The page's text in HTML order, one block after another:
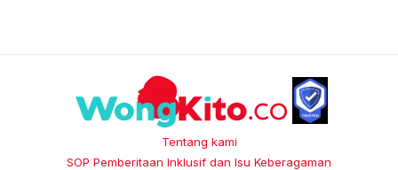
Tentang kami
SOP Pemberitaan Inklusif dan Isu Keberagaman